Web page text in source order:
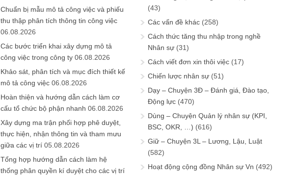
Chuẩn bị mẫu mô tả công việc và phiếu
thu thập phân tích thông tin công việc
06.08.2026
Các bước triển khai xây dựng mô tả
công việc trong công ty 06.08.2026
Khảo sát, phân tích và mục đích thiết kế
mô tả công việc 06.08.2026
Hoàn thiện và hướng dẫn cách làm cơ
cấu tổ chức bộ phận nhanh 06.08.2026
Xây dựng ma trận phối hợp phê duyệt,
thực hiện, nhận thông tin và tham mưu
giữa các vị trí 05.08.2026
Tổng hợp hướng dẫn cách làm hệ
thống phân quyền kí duyệt cho các vị trí
(43)
Các vấn đề khác (258)
Cách thức tăng thu nhập trong nghề
Nhân sự (31)
Cách viết đơn xin thôi việc (17)
Chiến lược nhân sự (51)
Dạy – Chuyện 3Đ – Đánh giá, Đào tạo,
Động lực (470)
Dùng – Chuyện Quản lý nhân sự (KPI,
BSC, OKR, …) (616)
Giữ – Chuyện 3L – Lương, Lậu, Luật
(582)
Hoạt động cộng đồng Nhân sự Vn (492)